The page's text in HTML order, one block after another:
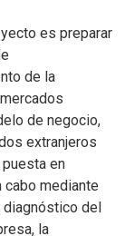
es preparar
de la
de negocio,
extranjeros
en
cabo mediante
diagnóstico del
la